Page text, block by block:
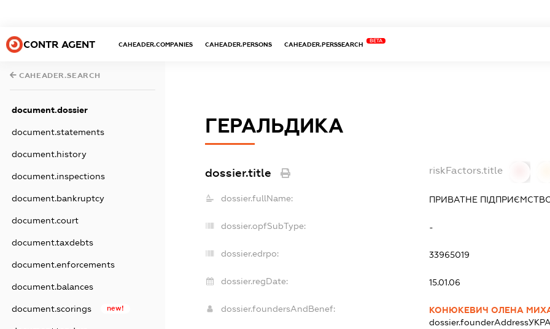
CONTR AGENT CAHEADER.COMPANIES CAHEADER.PERSONS CAHEADER.PERSSEARCH
BETA
CAHEADER.SEARCH
document.dossier
document.statements
document.history
document.inspections
document.bankruptcy
document.court
document.taxdebts
document.enforcements
document.balances
document.scorings new!
ГЕРАЛЬДИКА
dossier.title riskFactors.title
dossier.fullName: ПРИВАТНЕ
dossier.opfSubType: -
dossier.edrpo: 33965019
dossier.regDate: 15.01.06
dossier.foundersAndBenef:
КОНЮКЕВИЧ ОЛЕНА
dossier.founderAddress